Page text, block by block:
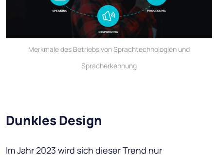
Merkmale des Betriebs von Sprachtechnologien und
Spracherkennung
Dunkles Design
Im Jahr 2023 wird sich dieser Trend nur